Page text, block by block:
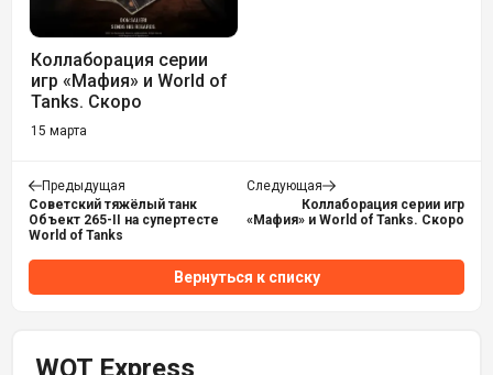
Коллаборация серии
игр «Мафия» и World of
Tanks. Скоро
15 марта
Предыдущая
Советский тяжёлый танк
Объект 265-II на супертесте
World of Tanks
Следующая
Коллаборация серии игр
«Мафия» и World of Tanks. Скоро
Вернуться к списку
WOT Express